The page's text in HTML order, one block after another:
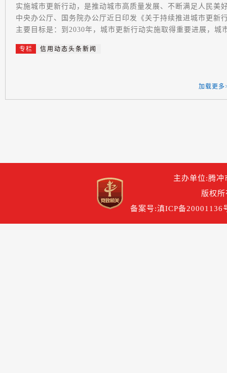
实施城市更新行动，是推动城市高质量发展、不断满足人民美
中央办公厅、国务院办公厅近日印发《关于持续推进城市更
主要目标是：到2030年，城市更新行动实施取得重要进展，城
专栏 信用动态头条新闻
加载更多
主办单位:腾
版权
备案号:滇ICP备20001136